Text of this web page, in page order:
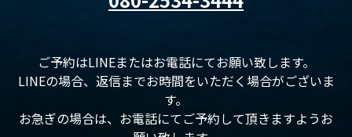
ご予約はLINEまたはお電話にてお願い致します。
LINEの場合、返信までお時間をいただく場合がございま
す。
お急ぎの場合は、お電話にてご予約して頂きますようお